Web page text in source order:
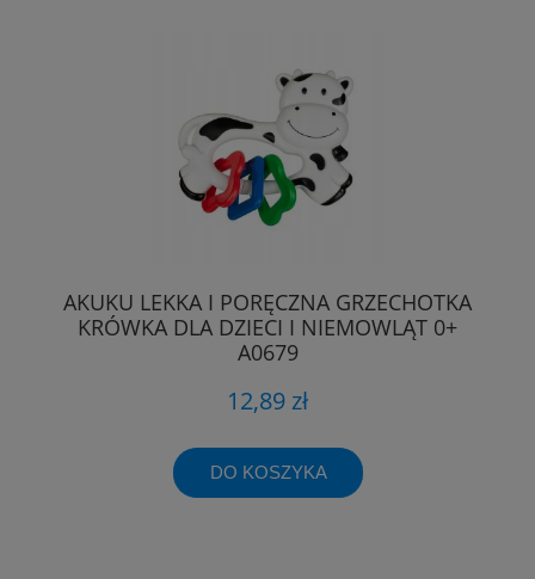
AKUKU LEKKA I PORĘCZNA GRZECHOTKA
KRÓWKA DLA DZIECI I NIEMOWLĄT 0+
A0679
12,89 zł
DO KOSZYKA